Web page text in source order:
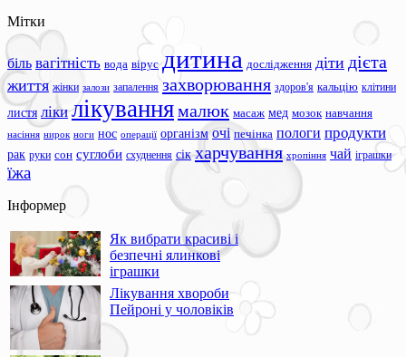
Мітки
біль вагітність вода вірус дитина дослідження діти дієта
життя жінки залози запалення захворювання здоров'я кальцію клітини
листя ліки лікуваннямалюк масаж мед мозок навчання
насіння нирок ноги нос операції організм очі печінка пологи продукти
рак руки сон суглоби схуднення сік харчування хропіння чай іграшки
їжа
Інформер
Як вибрати красиві і
безпечні ялинкові
іграшки
Лікування хвороби
Пейроні у чоловіків